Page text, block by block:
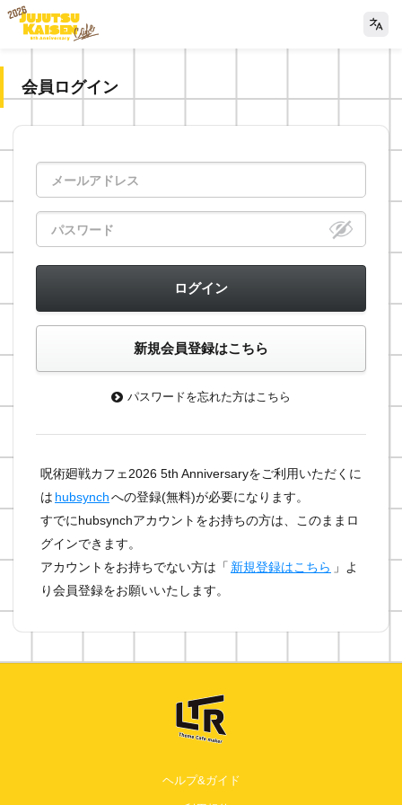
会員ログイン
> パスワードを忘れた方はこちら
呪術廻戦カフェ2026 5th Anniversaryをご利用いただくに
は hubsynchへの登録(無料)が必要になります。
すでにhubsynchアカウントをお持ちの方は、このままロ
グインできます。
アカウントをお持ちでない方は「 新規登録はこちら 」よ
り会員登録をお願いいたします。
ヘルプ&ガイド